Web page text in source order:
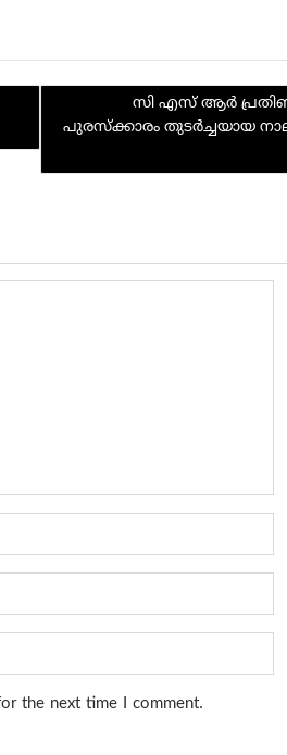
e
സി എസ് ആർ
പുരസ്ക്കാരം തുടർച്ചയായ
the next time I comment.